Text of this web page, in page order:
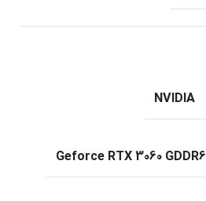
NVIDIA
Geforce RTX 3060 GDDR6